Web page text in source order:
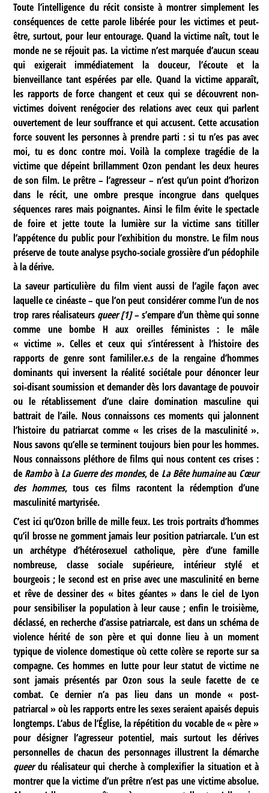
Toute l’intelligence du récit consiste à montrer simplement les
conséquences de cette parole libérée pour les victimes et peut-
être, surtout, pour leur entourage. Quand la victime naît, tout le
monde ne se réjouit pas. La victime n’est marquée d’aucun sceau
qui exigerait immédiatement la douceur, l’écoute et la
bienveillance tant espérées par elle. Quand la victime apparaît,
les rapports de force changent et ceux qui se découvrent non-
victimes doivent renégocier des relations avec ceux qui parlent
ouvertement de leur souffrance et qui accusent. Cette accusation
force souvent les personnes à prendre parti : si tu n’es pas avec
moi, tu es donc contre moi. Voilà la complexe tragédie de la
victime que dépeint brillamment Ozon pendant les deux heures
de son film. Le prêtre – l’agresseur – n’est qu’un point d’horizon
dans le récit, une ombre presque incongrue dans quelques
séquences rares mais poignantes. Ainsi le film évite le spectacle
de foire et jette toute la lumière sur la victime sans titiller
l’appétence du public pour l’exhibition du monstre. Le film nous
préserve de toute analyse psycho-sociale grossière d’un pédophile
à la dérive.
La saveur particulière du film vient aussi de l’agile façon avec
laquelle ce cinéaste – que l’on peut considérer comme l’un de nos
trop rares réalisateurs queer[1]– s’empare d’un thème qui sonne
comme une bombe H aux oreilles féministes : le mâle
« victime ». Celles et ceux qui s’intéressent à l’histoire des
rapports de genre sont famililer.e.s de la rengaine d’hommes
dominants qui inversent la réalité sociétale pour dénoncer leur
soi-disant soumission et demander dès lors davantage de pouvoir
ou le rétablissement d’une claire domination masculine qui
battrait de l’aile. Nous connaissons ces moments qui jalonnent
l’histoire du patriarcat comme « les crises de la masculinité ».
Nous savons qu’elle se terminent toujours bien pour les hommes.
Nous connaissons pléthore de films qui nous content ces crises :
de Ramboà La Guerre des mondes, de La Bête humaineau Cœur
des hommes, tous ces films racontent la rédemption d’une
masculinité martyrisée.
C’est ici qu’Ozon brille de mille feux. Les trois portraits d’hommes
qu’il brosse ne gomment jamais leur position patriarcale. L’un est
un archétype d’hétérosexuel catholique, père d’une famille
nombreuse, classe sociale supérieure, intérieur stylé et
bourgeois ; le second est en prise avec une masculinité en berne
et rêve de dessiner des « bites géantes » dans le ciel de Lyon
pour sensibiliser la population à leur cause ; enfin le troisième,
déclassé, en recherche d’assise patriarcale, est dans un schéma de
violence hérité de son père et qui donne lieu à un moment
typique de violence domestique où cette colère se reporte sur sa
compagne. Ces hommes en lutte pour leur statut de victime ne
sont jamais présentés par Ozon sous la seule facette de ce
combat. Ce dernier n’a pas lieu dans un monde « post-
patriarcal » où les rapports entre les sexes seraient apaisés depuis
longtemps. L’abus de l’Église, la répétition du vocable de « père »
pour désigner l’agresseur potentiel, mais surtout les dérives
personnelles de chacun des personnages illustrent la démarche
queerdu réalisateur qui cherche à complexifier la situation et à
montrer que la victime d’un prêtre n’est pas une victime absolue.